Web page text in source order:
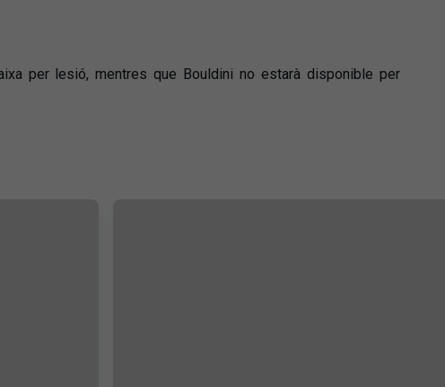
per lesió, mentres que Bouldini no estarà disponible per